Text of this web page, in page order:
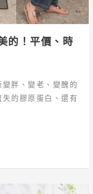
的！平價、時
胖、變老、變醜的
的膠原蛋白、還有